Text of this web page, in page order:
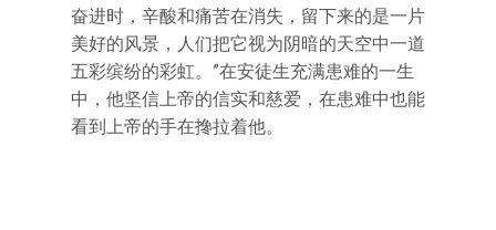
奋进时，辛酸和痛苦在消失，留下来的是一片
美好的风景，人们把它视为阴暗的天空中一道
五彩缤纷的彩虹。”在安徒生充满患难的一生
中，他坚信上帝的信实和慈爱，在患难中也能
看到上帝的手在搀拉着他。